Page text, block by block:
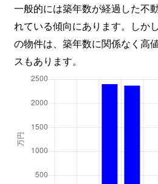
一般的には築年数が経過した不
れている傾向にあります。しか
の物件は、築年数に関係なく高
スもあります。